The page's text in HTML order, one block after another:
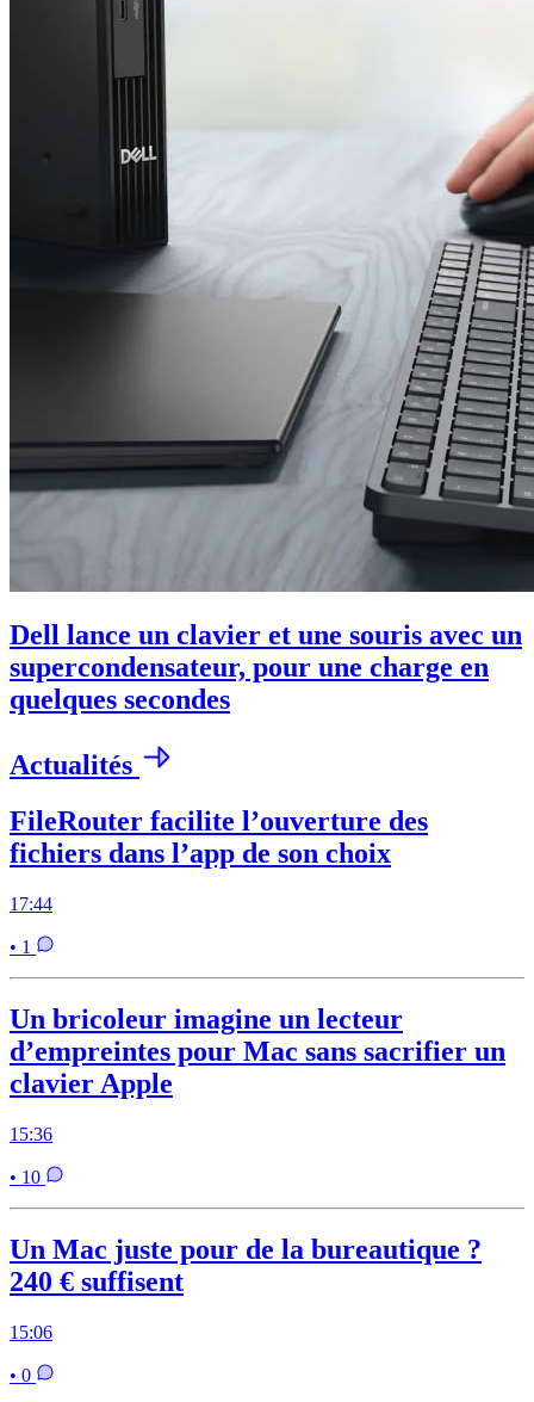
Dell lance un clavier et une souris avec un
supercondensateur, pour une charge en
quelques secondes
Actualités
FileRouter facilite l’ouverture des
fichiers dans l’app de son choix
17:44
• 1
Un bricoleur imagine un lecteur
d’empreintes pour Mac sans sacrifier un
clavier Apple
15:36
• 10
Un Mac juste pour de la bureautique ?
240 € suffisent
15:06
• 0